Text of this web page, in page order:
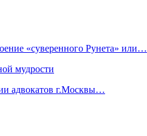
«суверенного Рунета» или…
мудрости
адвокатов г.Москвы…